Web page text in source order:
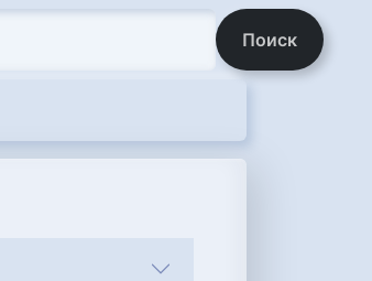
Поиск